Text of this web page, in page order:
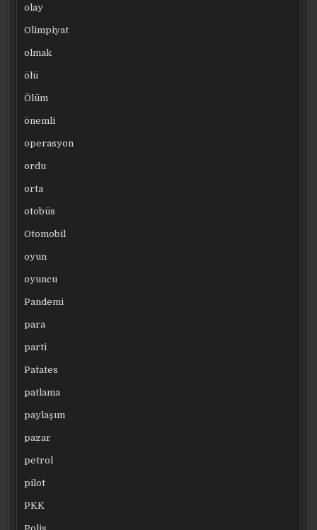
olay
Olimpiyat
olmak
ölü
Ölüm
önemli
operasyon
ordu
orta
otobüs
Otomobil
oyun
oyuncu
Pandemi
para
parti
Patates
patlama
paylaşım
pazar
petrol
pilot
PKK